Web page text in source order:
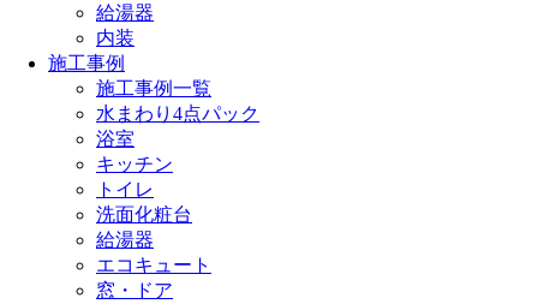
給湯器
内装
施工事例
施工事例一覧
水まわり4点パック
浴室
キッチン
トイレ
洗面化粧台
給湯器
エコキュート
窓・ドア